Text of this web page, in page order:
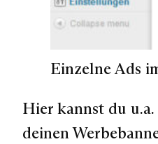
Einzelne Ads
Hier kannst du
deinen